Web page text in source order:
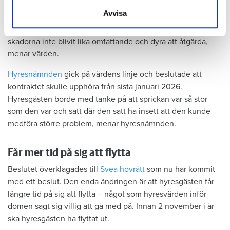
samlat in när du har använt deras tjänster.
Avvisa
skick, och att det inte fanns behov av någon renovering.
Hade hyresgästen redan då varnat om sprickan hade
skadorna inte blivit lika omfattande och dyra att åtgärda,
menar värden.
Hyresnämnden gick på värdens linje och beslutade att
kontraktet skulle upphöra från sista januari 2026.
Hyresgästen borde med tanke på att sprickan var så stor
som den var och satt där den satt ha insett att den kunde
medföra större problem, menar hyresnämnden.
Får mer tid på sig att flytta
Beslutet överklagades till Svea hovrätt som nu har kommit
med ett beslut. Den enda ändringen är att hyresgästen får
längre tid på sig att flytta – något som hyresvärden inför
domen sagt sig villig att gå med på. Innan 2 november i år
ska hyresgästen ha flyttat ut.